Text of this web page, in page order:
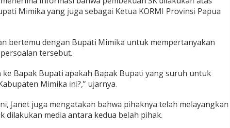
Mimika yang juga sebagai Ketua KORMI Provinsi Papua
bertemu dengan Bupati Mimika untuk mempertanyakan
tersebut.
ke Bapak Bupati apakah Bapak Bupati yang suruh untuk
Mimika ini?,” ujarnya.
Janet juga mengatakan bahwa pihaknya telah melayangkan
dilakukan media antara kedua belah pihak.